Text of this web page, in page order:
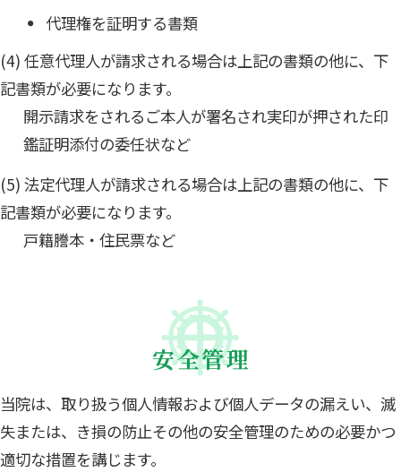
代理権を証明する書類
(4) 任意代理人が請求される場合は上記の書類の他に、下
記書類が必要になります。
開示請求をされるご本人が署名され実印が押された印
鑑証明添付の委任状など
(5) 法定代理人が請求される場合は上記の書類の他に、下
記書類が必要になります。
戸籍謄本・住民票など
安全管理
当院は、取り扱う個人情報および個人データの漏えい、滅
失または、き損の防止その他の安全管理のための必要かつ
適切な措置を講じます。